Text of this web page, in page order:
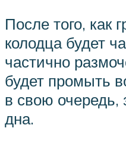
После того, как
колодца будет
частично
будет промыть
в свою очередь,
дна.